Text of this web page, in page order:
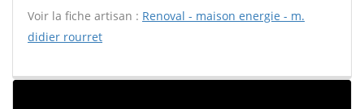
Voir la fiche artisan : Renoval - maison energie - m.
didier rourret